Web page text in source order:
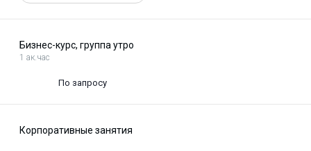
Бизнес-курс, группа утро
1 ак.час
По запросу
Корпоративные занятия